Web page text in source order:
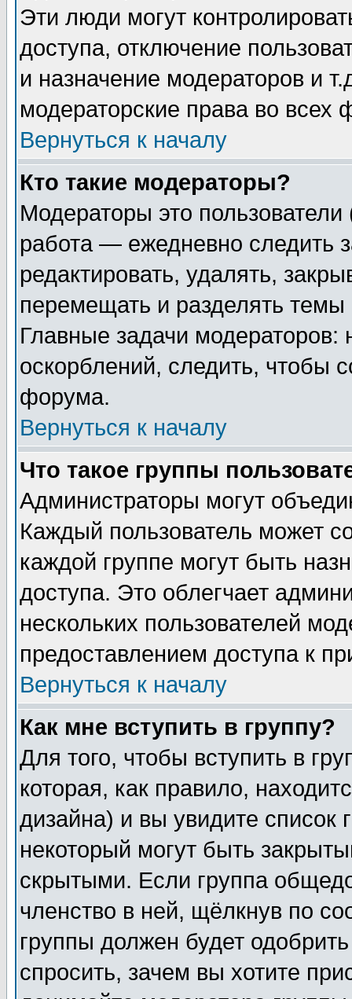
Эти люди могут
доступа, отключение
и назначение модераторов и
модераторские права во всех
Вернуться к началу
Кто такие модераторы?
Модераторы это
работа — ежедневно следить
редактировать, удалять,
перемещать и разделять
Главные задачи
оскорблений, следить, чтобы
форума.
Вернуться к началу
Что такое группы
Администраторы могут
Каждый пользователь может
каждой группе могут быть
доступа. Это облегчает
нескольких пользователей
предоставлением доступа к
Вернуться к началу
Как мне вступить в группу?
Для того, чтобы вступить в
которая, как правило,
дизайна) и вы увидите список
некоторый могут быть
скрытыми. Если группа
членство в ней, щёлкнув по
группы должен будет
спросить, зачем вы хотите